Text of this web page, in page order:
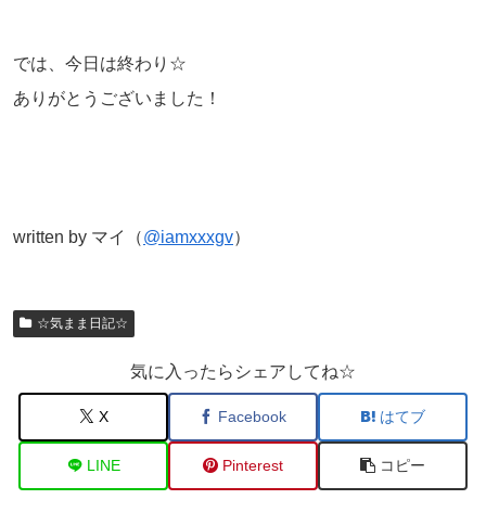
では、今日は終わり☆
ありがとうございました！
written by マイ（@iamxxxgv）
☆気まま日記☆
気に入ったらシェアしてね☆
X Facebook はてブ
LINE Pinterest コピー